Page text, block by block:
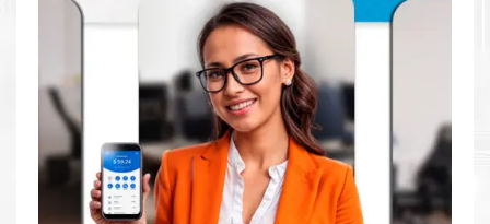
310 410 510 en Lima o para provincia
Tienda autorizada porLexmark. Descubre la mejor manera de
abastecerte de
Kit Toner Lexmark 70C8X para impresoras
Lexmark 310 410 510
. Ofrecemos una amplia selección de
productos originales que garantizan un rendimiento óptimo y
duradero para tus necesidades de impresión.